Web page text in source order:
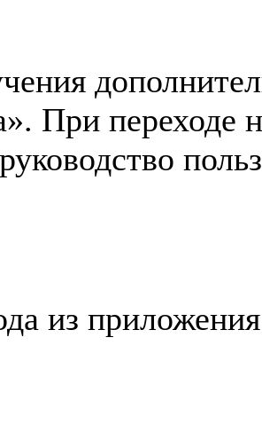
При переходе
из